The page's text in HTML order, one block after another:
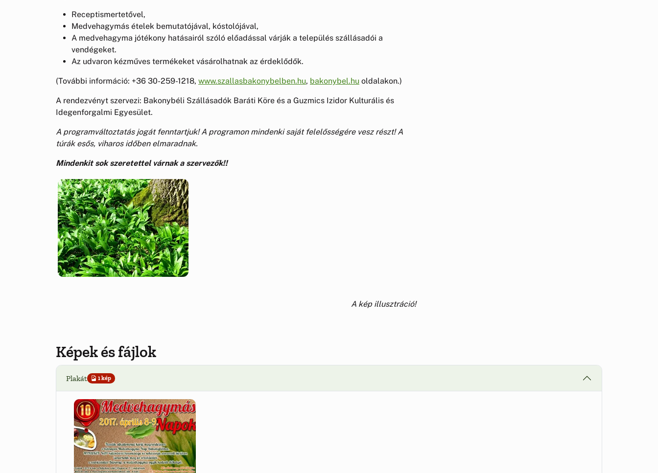
Receptismertetővel,
Medvehagymás ételek bemutatójával, kóstolójával,
A medvehagyma jótékony hatásairól szóló előadással várják a település szállásadói a
vendégeket.
Az udvaron kézműves termékeket vásárolhatnak az érdeklődők.
(További információ: +36 30-259-1218, www.szallasbakonybelben.hu, bakonybel.hu oldalakon.)
A rendezvényt szervezi: Bakonybéli Szállásadók Baráti Köre és a Guzmics Izidor Kulturális és
Idegenforgalmi Egyesület.
A programváltoztatás jogát fenntartjuk! A programon mindenki saját felelősségére vesz részt! A
túrák esős, viharos időben elmaradnak.
Mindenkit sok szeretettel várnak a szervezők!!
A kép illusztráció!
Képek és fájlok
Plakát 1 kép